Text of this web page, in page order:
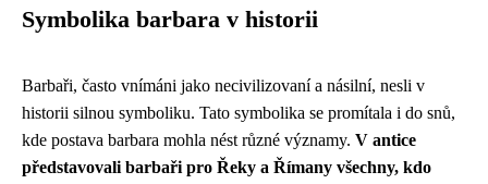
Symbolika barbara v historii
Barbaři, často vnímáni jako necivilizovaní a násilní, nesli v
historii silnou symboliku. Tato symbolika se promítala i do snů,
kde postava barbara mohla nést různé významy. V antice
představovali barbaři pro Řeky a Římany všechny, kdo